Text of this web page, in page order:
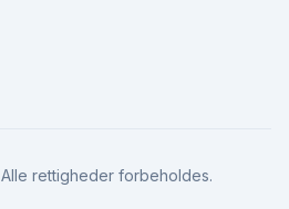
Alle rettigheder forbeholdes.